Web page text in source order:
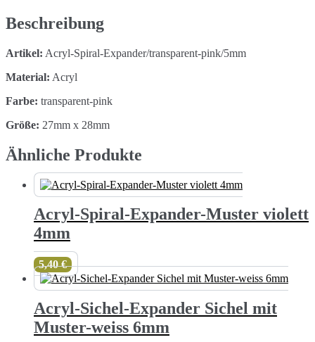
5mm
Menge
Beschreibung
Artikel: Acryl-Spiral-Expander/transparent-pink/5mm
Material: Acryl
Farbe: transparent-pink
Größe: 27mm x 28mm
Ähnliche Produkte
Acryl-Spiral-Expander-Muster violett
4mm
5,40€
Acryl-Sichel-Expander Sichel mit
Muster-weiss 6mm